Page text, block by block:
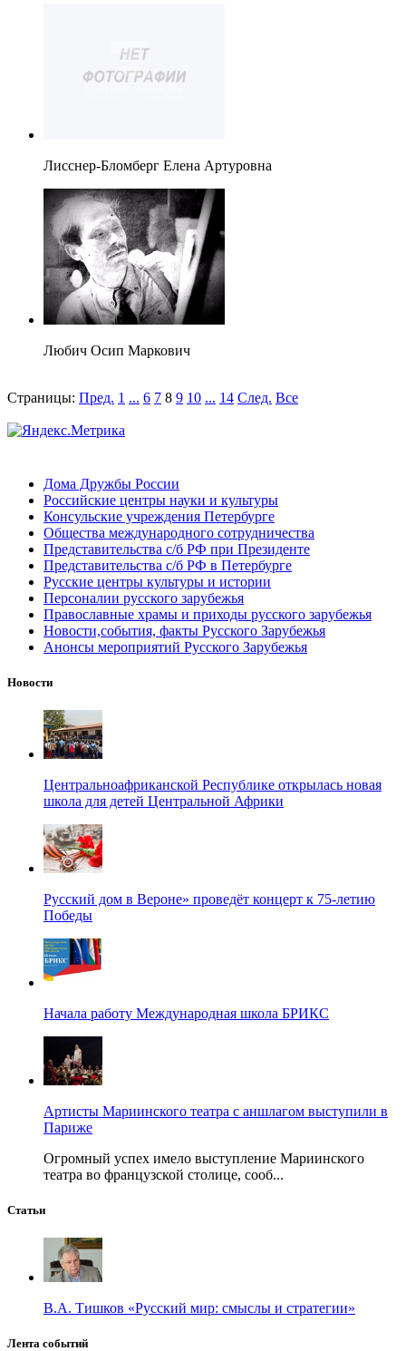
Лисснер-Бломберг Елена Артуровна
Любич Осип Маркович
Страницы: Пред. 1 ... 6 7 8 9 10 ... 14 След. Все
Дома Дружбы России
Российские центры науки и культуры
Консульские учреждения Петербурге
Общества международного сотрудничества
Представительства с/б РФ при Президенте
Представительства с/б РФ в Петербурге
Русские центры культуры и истории
Персоналии русского зарубежья
Православные храмы и приходы русского зарубежья
Новости,события, факты Русского Зарубежья
Анонсы мероприятий Русского Зарубежья
Новости
Центральноафриканской Республике открылась новая
школа для детей Центральной Африки
Русский дом в Вероне» проведёт концерт к 75-летию
Победы
Начала работу Международная школа БРИКС
Артисты Мариинского театра с аншлагом выступили в
Париже
Огромный успех имело выступление Мариинского
театра во французской столице, сооб...
Статьи
В.А. Тишков «Русский мир: смыслы и стратегии»
Лента событий